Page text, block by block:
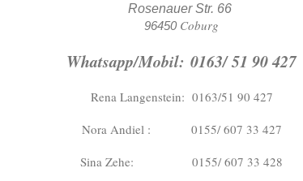
Rosenauer Str. 66
96450 Coburg
Whatsapp/Mobil: 0163/ 51 90 427
Rena Langenstein: 0163/51 90 427
Nora Andiel : 0155/ 607 33 427
Sina Zehe: 0155/ 607 33 428